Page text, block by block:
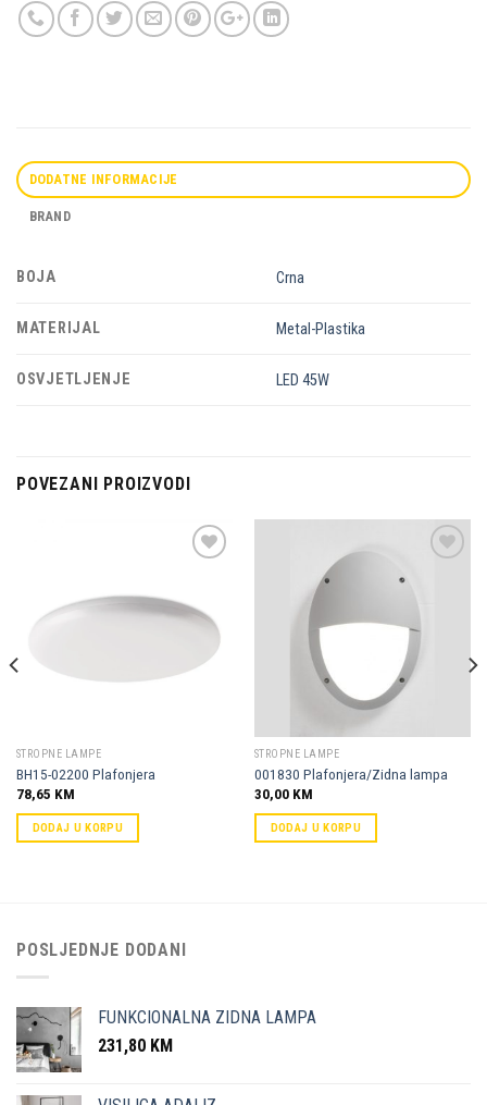
DODATNE INFORMACIJE
BRAND
BOJA Crna
MATERIJAL Metal-Plastika
OSVJETLJENJE LED 45W
POVEZANI PROIZVODI
Dodaj u
omiljene
STROPNE LAMPE
BH15-02200 Plafonjera
78,65 KM
DODAJ U KORPU
Dodaj u
omiljene
STROPNE LAMPE
001830 Plafonjera/Zidna lampa
30,00 KM
DODAJ U KORPU
POSLJEDNJE DODANI
FUNKCIONALNA ZIDNA LAMPA
231,80 KM